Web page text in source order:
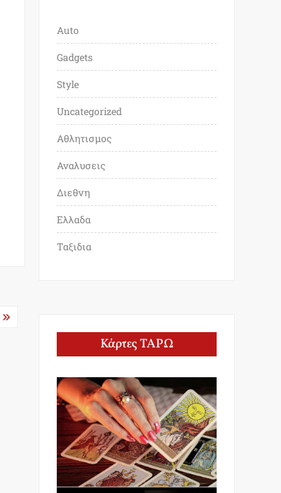
Auto
Gadgets
Style
Uncategorized
Αθλητισμος
Αναλυσεις
Διεθνη
Ελλαδα
Ταξιδια
Κάρτες ΤΑΡΩ